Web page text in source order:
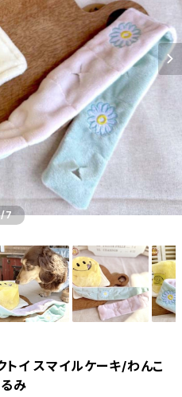
/7
トイ スマイルケーキ/わんこ
み